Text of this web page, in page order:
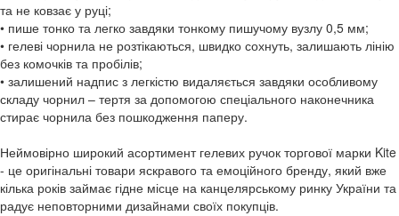
та не ковзає у руці;
• пише тонко та легко завдяки тонкому пишучому вузлу 0,5 мм;
• гелеві чорнила не розтікаються, швидко сохнуть, залишають лінію
без комочків та пробілів;
• залишений надпис з легкістю видаляється завдяки особливому
складу чорнил – тертя за допомогою спеціального наконечника
стирає чорнила без пошкодження паперу.
Неймовірно широкий асортимент гелевих ручок торгової марки Kite
- це оригінальні товари яскравого та емоційного бренду, який вже
кілька років займає гідне місце на канцелярському ринку України та
радує неповторними дизайнами своїх покупців.